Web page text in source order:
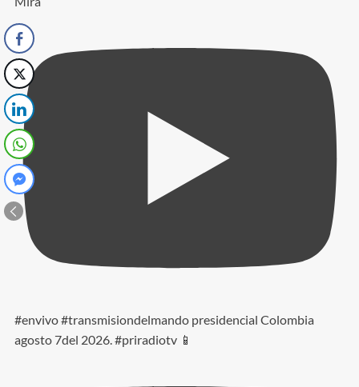
#envivo #transmisiondelmando presidencial Colombia
agosto 7del 2026. #priradiotv 📱